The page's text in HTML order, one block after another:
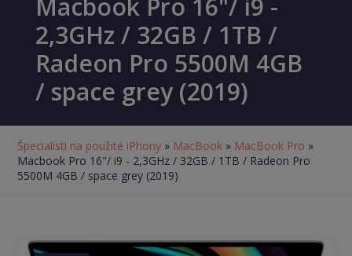
Macbook Pro 16"/ i9 -
2,3GHz / 32GB / 1TB /
Radeon Pro 5500M 4GB
/ space grey (2019)
Špecialisti na použité iPhony » MacBook » MacBook Pro »
Macbook Pro 16"/ i9 - 2,3GHz / 32GB / 1TB / Radeon Pro
5500M 4GB / space grey (2019)